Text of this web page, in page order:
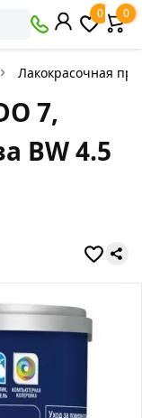
0 0
Лакокрасочная
7,
BW 4.5